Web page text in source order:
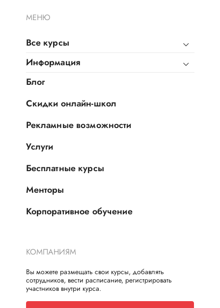
МЕНЮ
Все курсы
Информация
Блог
Скидки онлайн-школ
Рекламные возможности
Услуги
Бесплатные курсы
Менторы
Корпоративное обучение
КОМПАНИЯМ
Вы можете размещать свои курсы, добавлять
сотрудников, вести расписание, регистрировать
участников внутри курса.